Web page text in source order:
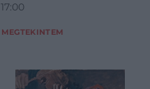
17:00
MEGTEKINTEM